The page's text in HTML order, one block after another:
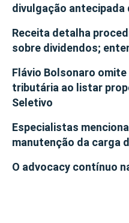
divulgação antecipada
Receita detalha
sobre dividendos;
Flávio Bolsonaro omite
tributária ao listar
Seletivo
Especialistas
manutenção da carga
O advocacy contínuo